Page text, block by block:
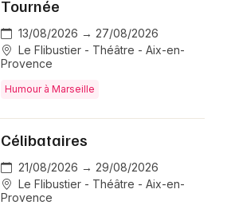
Tournée
13/08/2026 → 27/08/2026
Le Flibustier - Théâtre - Aix-en-
Provence
Humour à Marseille
Célibataires
21/08/2026 → 29/08/2026
Le Flibustier - Théâtre - Aix-en-
Provence